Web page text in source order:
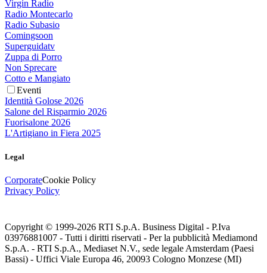
Virgin Radio
Radio Montecarlo
Radio Subasio
Comingsoon
Superguidatv
Zuppa di Porro
Non Sprecare
Cotto e Mangiato
Eventi
Identità Golose 2026
Salone del Risparmio 2026
Fuorisalone 2026
L'Artigiano in Fiera 2025
Legal
CorporateCookie Policy
Privacy Policy
Copyright © 1999-2026 RTI S.p.A. Business Digital - P.Iva
03976881007 - Tutti i diritti riservati - Per la pubblicità Mediamond
S.p.A. - RTI S.p.A., Mediaset N.V., sede legale Amsterdam (Paesi
Bassi) - Uffici Viale Europa 46, 20093 Cologno Monzese (MI)